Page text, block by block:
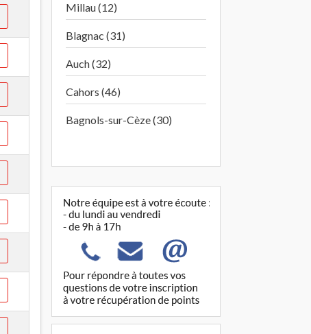
Millau (12)
Blagnac (31)
Auch (32)
Cahors (46)
Bagnols-sur-Cèze (30)